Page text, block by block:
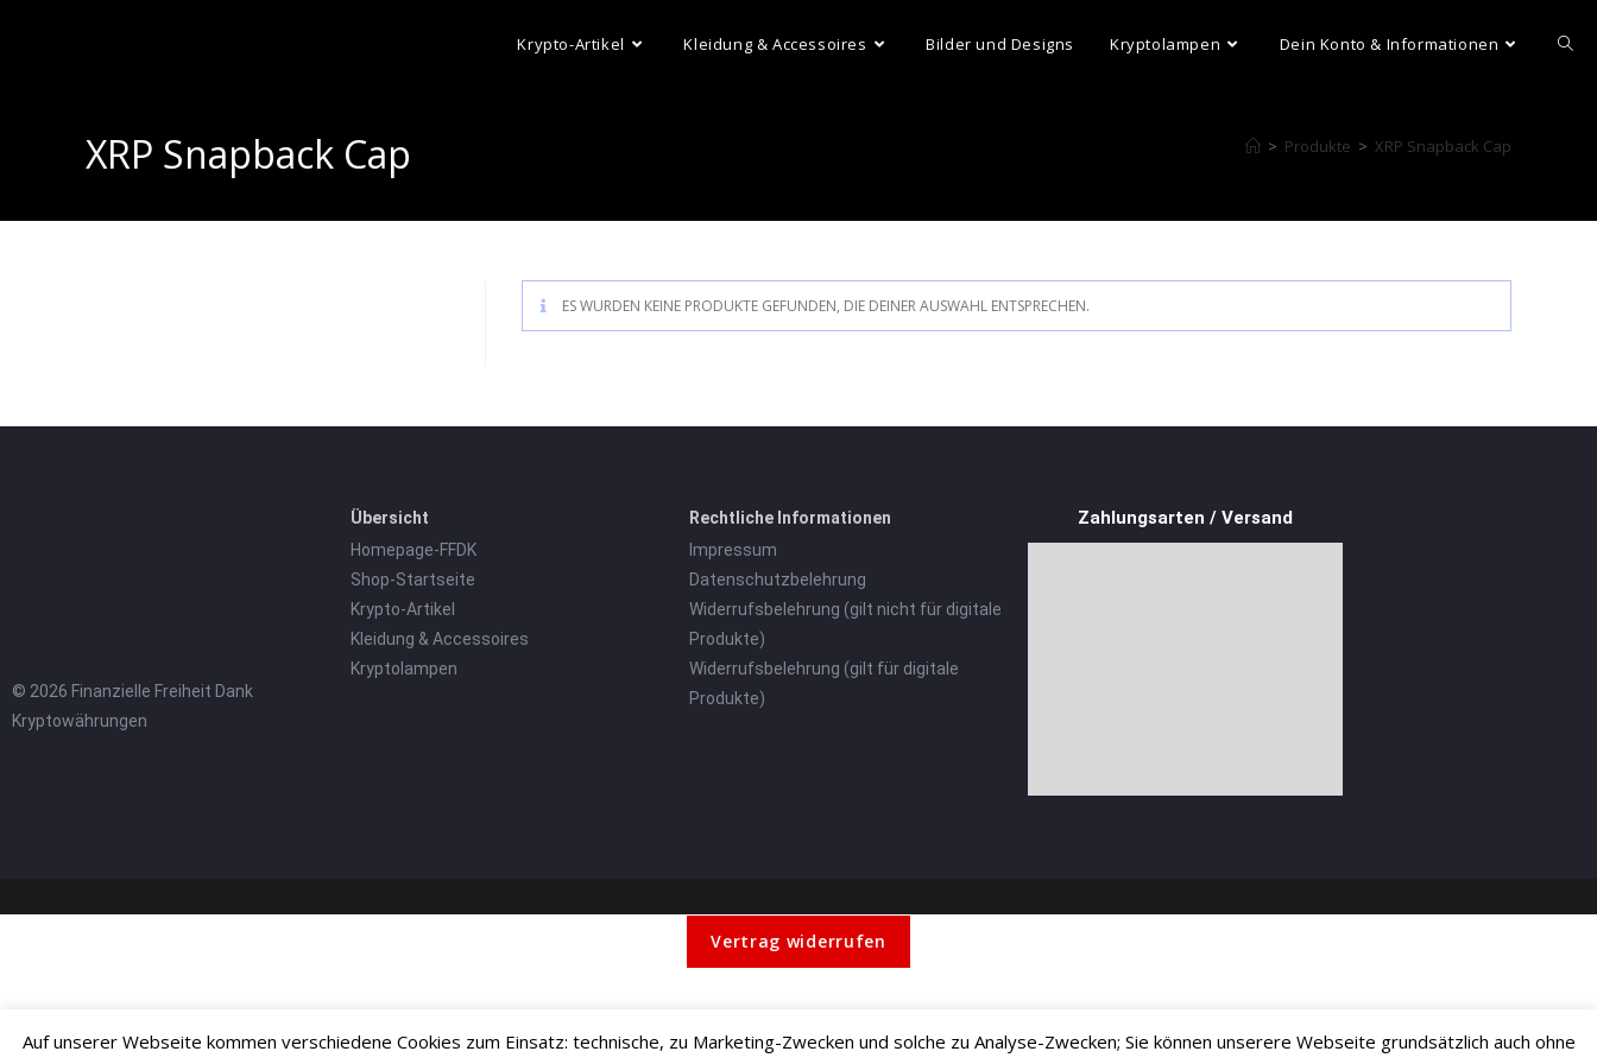
Krypto-Artikel Kleidung & Accessoires Bilder und Designs Kryptolampen Dein Konto & Informationen
XRP Snapback Cap > Produkte > XRP Snapback Cap
ES WURDEN KEINE PRODUKTE GEFUNDEN, DIE DEINER AUSWAHL ENTSPRECHEN.
© 2026 Finanzielle Freiheit Dank
Kryptowährungen
Übersicht
Homepage-FFDK
Shop-Startseite
Krypto-Artikel
Kleidung & Accessoires
Kryptolampen
Rechtliche Informationen
Impressum
Datenschutzbelehrung
Widerrufsbelehrung (gilt nicht für digitale
Produkte)
Widerrufsbelehrung (gilt für digitale
Produkte)
Zahlungsarten / Versand
Vertrag widerrufen
Auf unserer Webseite kommen verschiedene Cookies zum Einsatz: technische, zu Marketing-Zwecken und solche zu Analyse-Zwecken; Sie können unserere Webseite grundsätzlich auch ohne